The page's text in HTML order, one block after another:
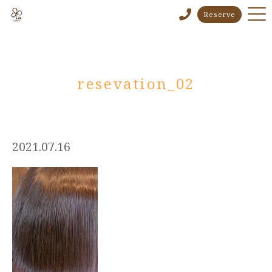
Reserve
resevation_02
2021.07.16